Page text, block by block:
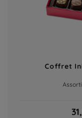
Coffret